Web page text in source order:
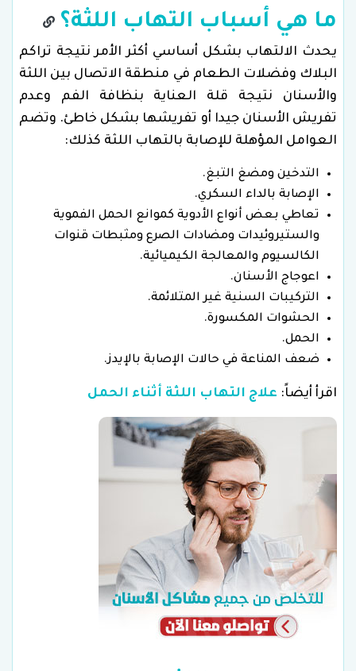
ما هي أسباب التهاب اللثة؟
يحدث الالتهاب بشكل أساسي أكثر الأمر نتيجة تراكم
البلاك وفضلات الطعام في منطقة الاتصال بين اللثة
والأسنان نتيجة قلة العناية بنظافة الفم وعدم
تفريش الأسنان جيدا أو تفريشها بشكل خاطئ. وتضم
العوامل المؤهلة للإصابة بالتهاب اللثة كذلك:
التدخين ومضغ التبغ.
الإصابة بالداء السكري.
تعاطي بعض أنواع الأدوية كموانع الحمل الفموية
والستيروئيدات ومضادات الصرع ومثبطات قنوات
الكالسيوم والمعالجة الكيميائية.
اعوجاج الأسنان.
التركيبات السنية غير المتلائمة.
الحشوات المكسورة.
الحمل.
ضعف المناعة في حالات الإصابة بالإيدز.
اقرأ أيضاً: علاج التهاب اللثة أثناء الحمل